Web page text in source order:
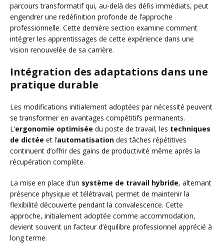
parcours transformatif qui, au-delà des défis immédiats, peut
engendrer une redéfinition profonde de l’approche
professionnelle. Cette dernière section examine comment
intégrer les apprentissages de cette expérience dans une
vision renouvelée de sa carrière.
Intégration des adaptations dans une
pratique durable
Les modifications initialement adoptées par nécessité peuvent
se transformer en avantages compétitifs permanents.
L’ergonomie optimisée du poste de travail, les techniques
de dictée et l’automatisation des tâches répétitives
continuent d’offrir des gains de productivité même après la
récupération complète.
La mise en place d’un système de travail hybride, alternant
présence physique et télétravail, permet de maintenir la
flexibilité découverte pendant la convalescence. Cette
approche, initialement adoptée comme accommodation,
devient souvent un facteur d’équilibre professionnel apprécié à
long terme.